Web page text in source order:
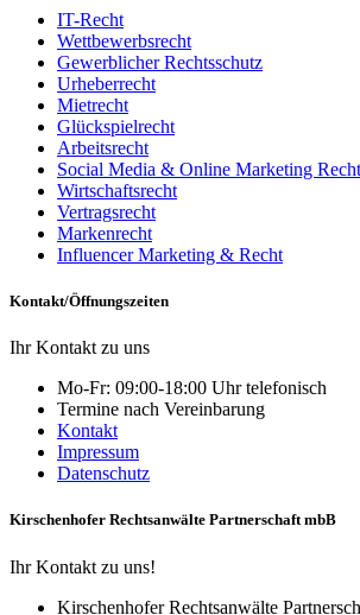
IT-Recht
Wettbewerbsrecht
Gewerblicher Rechtsschutz
Urheberrecht
Mietrecht
Glückspielrecht
Arbeitsrecht
Social Media & Online Marketing Recht
Wirtschaftsrecht
Vertragsrecht
Markenrecht
Influencer Marketing & Recht
Kontakt/Öffnungszeiten
Ihr Kontakt zu uns
Mo-Fr: 09:00-18:00 Uhr telefonisch
Termine nach Vereinbarung
Kontakt
Impressum
Datenschutz
Kirschenhofer Rechtsanwälte Partnerschaft mbB
Ihr Kontakt zu uns!
Kirschenhofer Rechtsanwälte